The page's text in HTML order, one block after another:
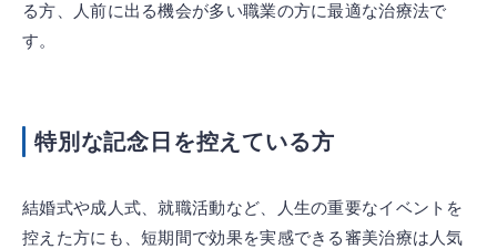
る方、人前に出る機会が多い職業の方に最適な治療法で
す。
特別な記念日を控えている方
結婚式や成人式、就職活動など、人生の重要なイベントを
控えた方にも、短期間で効果を実感できる審美治療は人気